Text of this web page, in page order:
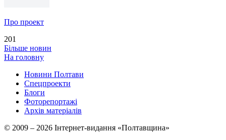
Про проект
201
Більше новин
На головну
Новини Полтави
Спецпроекти
Блоги
Фоторепортажі
Архів матеріалів
© 2009 – 2026 Інтернет-видання «Полтавщина»